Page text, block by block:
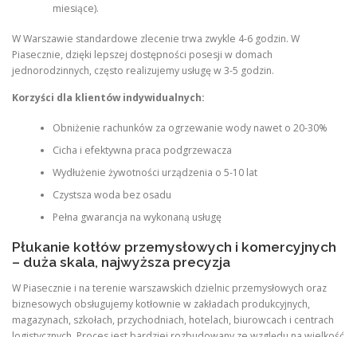
miesiące).
W Warszawie standardowe zlecenie trwa zwykle 4-6 godzin. W
Piasecznie, dzięki lepszej dostępności posesji w domach
jednorodzinnych, często realizujemy usługę w 3-5 godzin.
Korzyści dla klientów indywidualnych:
Obniżenie rachunków za ogrzewanie wody nawet o 20-30%
Cicha i efektywna praca podgrzewacza
Wydłużenie żywotności urządzenia o 5-10 lat
Czystsza woda bez osadu
Pełna gwarancja na wykonaną usługę
Płukanie kotłów przemysłowych i komercyjnych
– duża skala, najwyższa precyzja
W Piasecznie i na terenie warszawskich dzielnic przemysłowych oraz
biznesowych obsługujemy kotłownie w zakładach produkcyjnych,
magazynach, szkołach, przychodniach, hotelach, biurowcach i centrach